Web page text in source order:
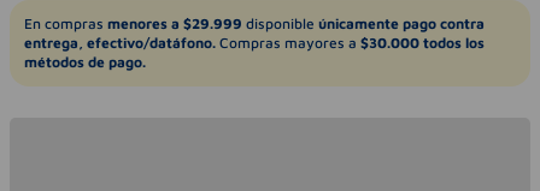
En compras menores a $29.999 disponible únicamente pago contra
entrega, efectivo/datáfono. Compras mayores a $30.000 todos los
métodos de pago.